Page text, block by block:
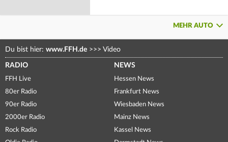
MEHR AUTO
Du bist hier: www.FFH.de >>> Video
RADIO
FFH Live
80er Radio
90er Radio
2000er Radio
Rock Radio
NEWS
Hessen News
Frankfurt News
Wiesbaden News
Mainz News
Kassel News